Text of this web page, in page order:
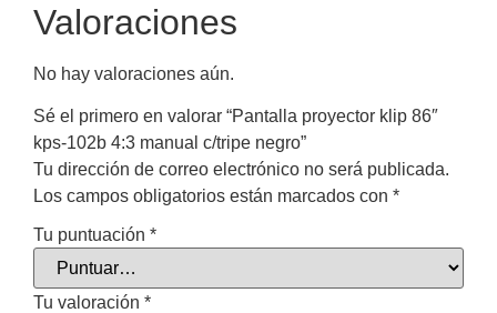
Valoraciones
No hay valoraciones aún.
Sé el primero en valorar “Pantalla proyector klip 86″
kps-102b 4:3 manual c/tripe negro”
Tu dirección de correo electrónico no será publicada.
Los campos obligatorios están marcados con *
Tu puntuación *
Tu valoración *